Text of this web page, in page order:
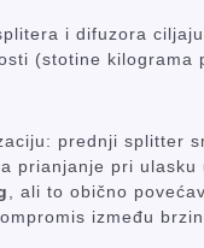
i difuzora
(stotine kilograma
prednji splitter
prianjanje pri ulasku
, ali to obično
između